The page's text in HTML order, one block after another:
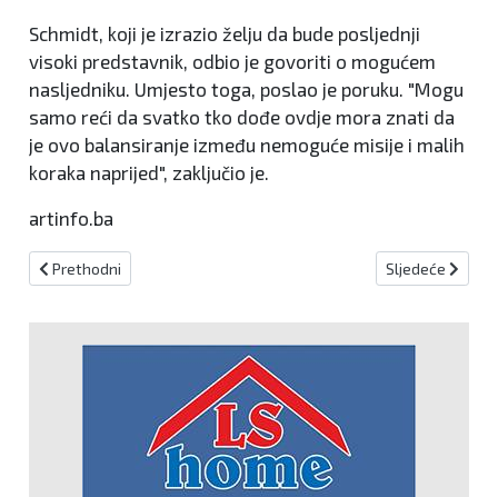
Schmidt, koji je izrazio želju da bude posljednji
visoki predstavnik, odbio je govoriti o mogućem
nasljedniku. Umjesto toga, poslao je poruku. "Mogu
samo reći da svatko tko dođe ovdje mora znati da
je ovo balansiranje između nemoguće misije i malih
koraka naprijed", zaključio je.
artinfo.ba
Prethodni članak: Šef Carinske ispostave Gradiška otkrio koliko
Prethodni Sljedeći
Sljedeće